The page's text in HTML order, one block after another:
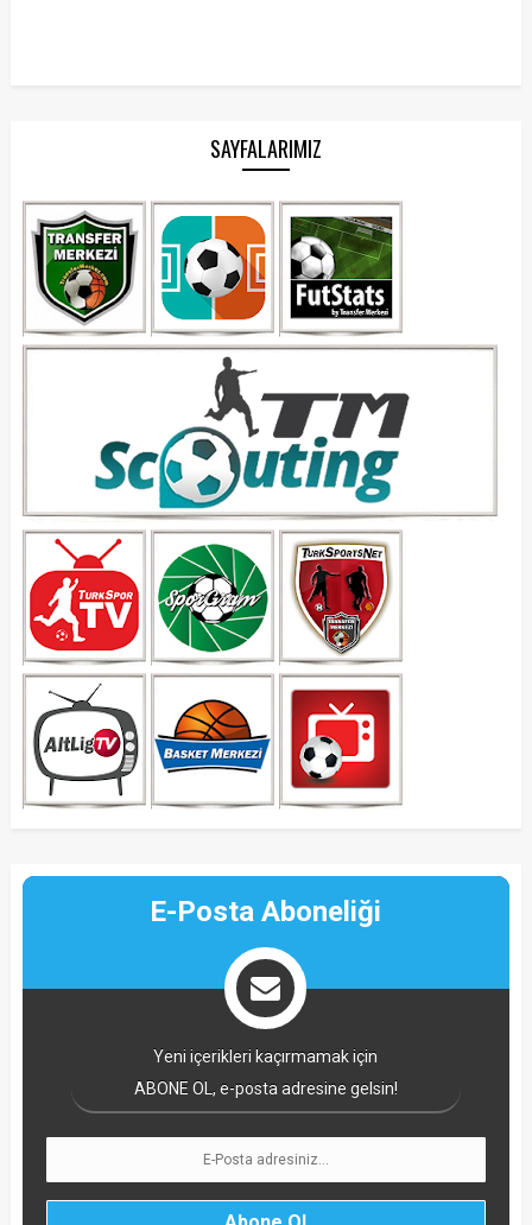
SAYFALARIMIZ
E-Posta Aboneliği
Yeni içerikleri kaçırmamak için
ABONE OL, e-posta adresine gelsin!